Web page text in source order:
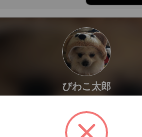
びわこ太郎